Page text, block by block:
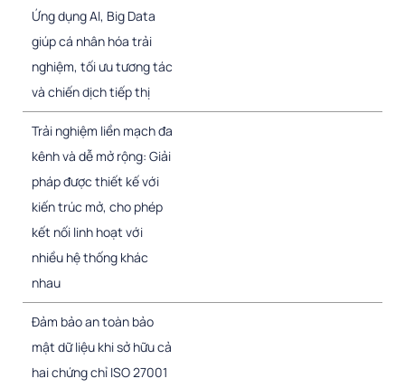
Ứng dụng AI, Big Data
giúp cá nhân hóa trải
nghiệm, tối ưu tương tác
và chiến dịch tiếp thị
Trải nghiệm liền mạch đa
kênh và dễ mở rộng: Giải
pháp được thiết kế với
kiến trúc mở, cho phép
kết nối linh hoạt với
nhiều hệ thống khác
nhau
Đảm bảo an toàn bảo
mật dữ liệu khi sở hữu cả
hai chứng chỉ ISO 27001